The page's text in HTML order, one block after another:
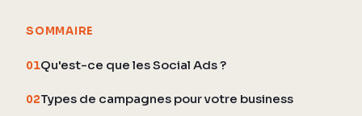
SOMMAIRE
01Qu'est-ce que les Social Ads ?
02Types de campagnes pour votre business